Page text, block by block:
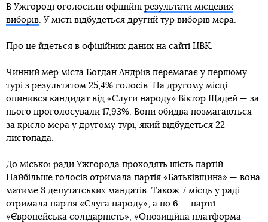
В Ужгороді оголосили офіційні результати місцевих
виборів . У місті відбудеться другий тур виборів мера.
Про це йдеться в офіційних даних на сайті ЦВК.
Чинний мер міста Богдан Андріїв перемагає у першому
турі з результатом 25,4% голосів. На другому місці
опинився кандидат від «Слуги народу» Віктор Щадей — за
нього проголосували 17,93%. Вони обидва позмагаються
за крісло мера у другому турі, який відбудеться 22
листопада.
До міської ради Ужгорода проходять шість партій.
Найбільше голосів отримала партія «Батьківщина» — вона
матиме 8 депутатських мандатів. Також 7 місць у раді
отримала партія «Слуга народу», а по 6 — партії
«Європейська солідарність», «Опозиційна платформа —